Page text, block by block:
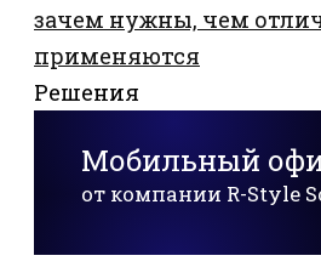
зачем нужны, чем
применяются
Решения
Мобильный
от компании R-Style